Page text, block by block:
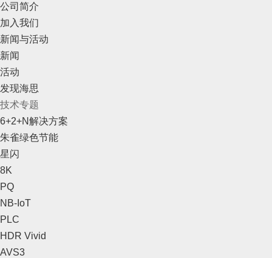
公司简介
加入我们
新闻与活动
新闻
活动
发现海思
技术专题
6+2+N解决方案
朱雀绿色节能
星闪
8K
PQ
NB-IoT
PLC
HDR Vivid
AVS3